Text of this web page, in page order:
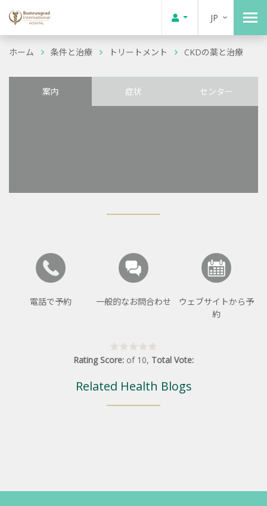
JP
ホーム 条件と治療 トリートメント CKDの薬と治療
案内 症状 センター
電話で予約 一般的なお問合わせ
ウェブサイトから予
約
Rating Score: of 10, Total Vote:
Related Health Blogs